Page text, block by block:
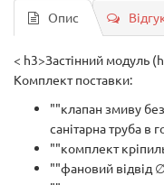
Опис
< h3>Застінний модуль
Комплект поставки:
""клапан змиву
санітарна труба в
""комплект
""фановий відвід